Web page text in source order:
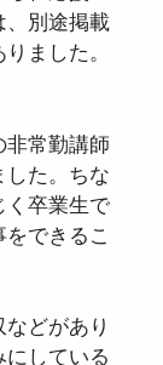
、別途掲載
ました。
非常勤講師
した。ちな
く卒業生で
できるこ
どがあり
にしている